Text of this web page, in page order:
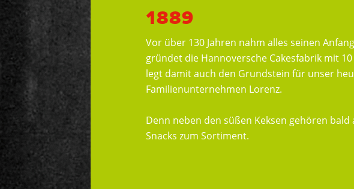
1889
Vor über 130 Jahren nahm alles seinen
gründet die Hannoversche Cakesfabrik mit
legt damit auch den Grundstein für unser
Familienunternehmen Lorenz.
Denn neben den süßen Keksen gehören bald
Snacks zum Sortiment.